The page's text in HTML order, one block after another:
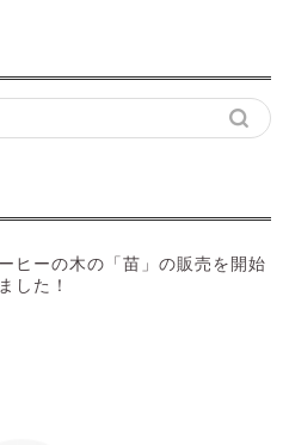
ヒーの木の「苗」の販売を開始
した！